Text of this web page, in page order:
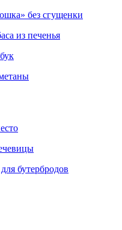
без сгущенки
из печенья
бутербродов